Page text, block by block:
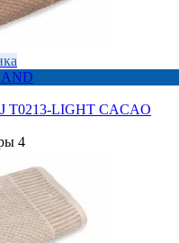
T0213-LIGHT CACAO
4